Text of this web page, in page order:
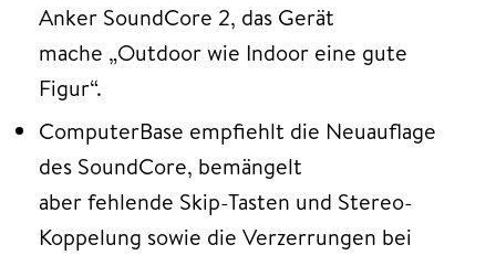
Anker SoundCore 2, das Gerät
mache „Outdoor wie Indoor eine gute
Figur“.
ComputerBase empfiehlt die Neuauflage
des SoundCore, bemängelt
aber fehlende Skip-Tasten und Stereo-
Koppelung sowie die Verzerrungen bei